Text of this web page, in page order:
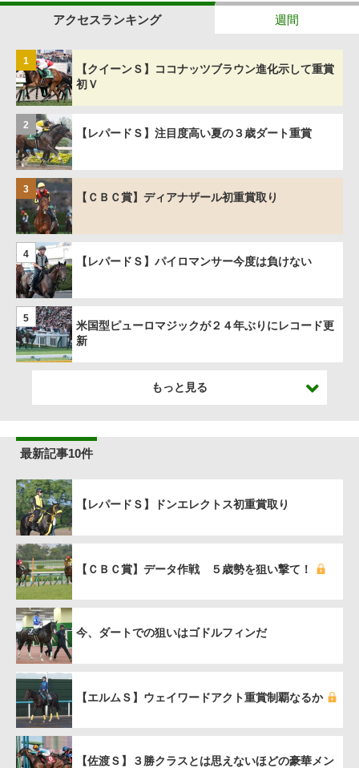
アクセスランキング 週間
1
【クイーンＳ】ココナッツブラウン進化示して重賞
初Ｖ
2
【レパードＳ】注目度高い夏の３歳ダート重賞
3
【ＣＢＣ賞】ディアナザール初重賞取り
4
【レパードＳ】パイロマンサー今度は負けない
5
米国型ピューロマジックが２４年ぶりにレコード更
新
もっと見る
最新記事10件
【レパードＳ】ドンエレクトス初重賞取り
【ＣＢＣ賞】データ作戦 ５歳勢を狙い撃て！
今、ダートでの狙いはゴドルフィンだ
【エルムＳ】ウェイワードアクト重賞制覇なるか
【佐渡Ｓ】３勝クラスとは思えないほどの豪華メン